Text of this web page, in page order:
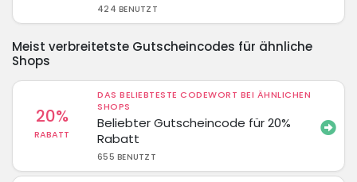
424 BENUTZT
Meist verbreitetste Gutscheincodes für ähnliche
Shops
20%
RABATT
DAS BELIEBTESTE CODEWORT BEI ÄHNLICHEN
SHOPS
Beliebter Gutscheincode für 20%
Rabatt
655 BENUTZT